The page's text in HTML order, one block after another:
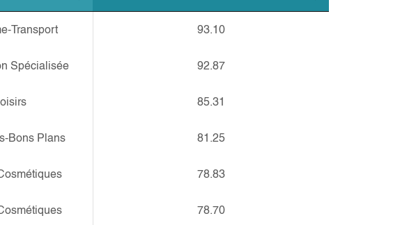
Transport 93.10
Spécialisée 92.87
85.31
Bons Plans 81.25
78.83
78.70